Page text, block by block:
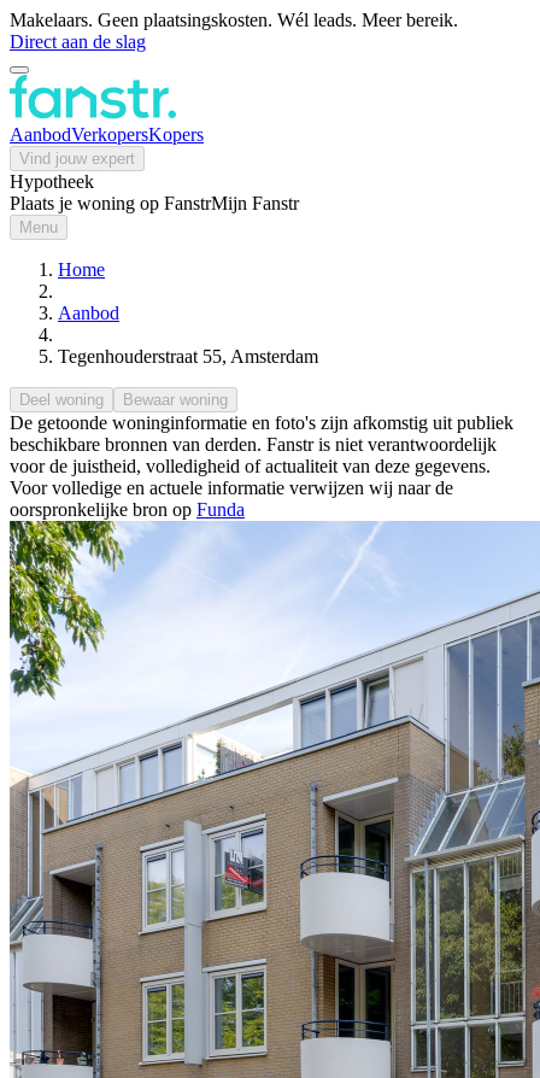
Makelaars. Geen plaatsingskosten. Wél leads. Meer bereik.
Direct aan de slag
AanbodVerkopersKopers
Vind jouw expert
Hypotheek
Plaats je woning op FanstrMijn Fanstr
Menu
Home
Aanbod
Tegenhouderstraat 55, Amsterdam
Deel woning Bewaar woning
De getoonde woninginformatie en foto's zijn afkomstig uit publiek
beschikbare bronnen van derden. Fanstr is niet verantwoordelijk
voor de juistheid, volledigheid of actualiteit van deze gegevens.
Voor volledige en actuele informatie verwijzen wij naar de
oorspronkelijke bron op Funda